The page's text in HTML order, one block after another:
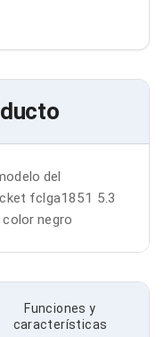
del
fclga1851 5.3
negro
Funciones y
características